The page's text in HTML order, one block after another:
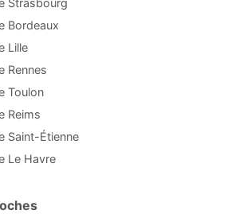
Strasbourg
Bordeaux
Lille
Rennes
Toulon
Reims
Saint-Étienne
Le Havre